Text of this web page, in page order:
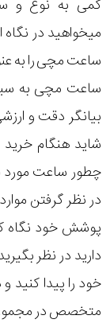
کمی به نوع و
میخواهید در
ساعت مچی را به
ساعت مچی به
بیانگر دقت و
شاید هنگام
چطور ساعت مورد
در نظر گرفتن
پوشش خود نگاه
دارید در نظر
خود را پیدا کنید
متخصص در
رده
محدوده
عرض
قاب
طرح
بند
طرح
مقاوم